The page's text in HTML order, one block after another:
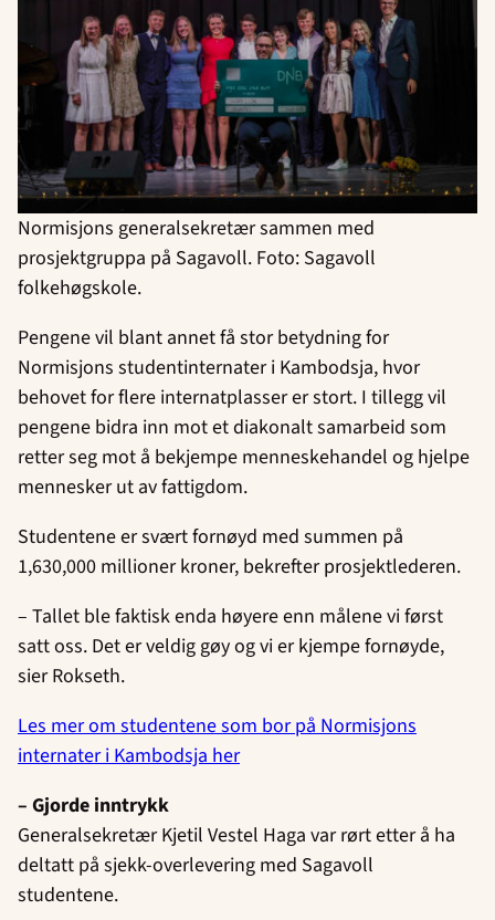
Normisjons generalsekretær sammen med
prosjektgruppa på Sagavoll. Foto: Sagavoll
folkehøgskole.
Pengene vil blant annet få stor betydning for
Normisjons studentinternater i Kambodsja, hvor
behovet for flere internatplasser er stort. I tillegg vil
pengene bidra inn mot et diakonalt samarbeid som
retter seg mot å bekjempe menneskehandel og hjelpe
mennesker ut av fattigdom.
Studentene er svært fornøyd med summen på
1,630,000 millioner kroner, bekrefter prosjektlederen.
– Tallet ble faktisk enda høyere enn målene vi først
satt oss. Det er veldig gøy og vi er kjempe fornøyde,
sier Rokseth.
Les mer om studentene som bor på Normisjons
internater i Kambodsja her
– Gjorde inntrykk
Generalsekretær Kjetil Vestel Haga var rørt etter å ha
deltatt på sjekk-overlevering med Sagavoll
studentene.